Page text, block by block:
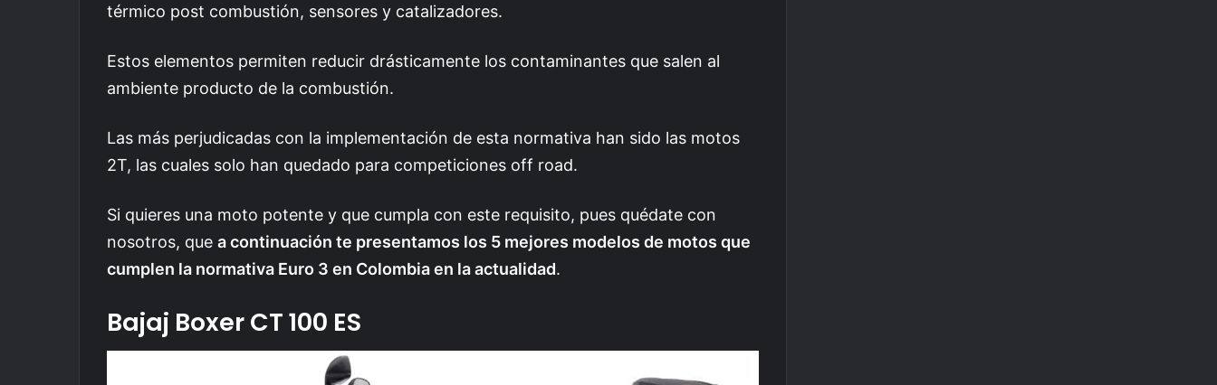
térmico post combustión, sensores y catalizadores.
Estos elementos permiten reducir drásticamente los contaminantes que salen al
ambiente producto de la combustión.
Las más perjudicadas con la implementación de esta normativa han sido las motos
2T, las cuales solo han quedado para competiciones off road.
Si quieres una moto potente y que cumpla con este requisito, pues quédate con
nosotros, que a continuación te presentamos los 5 mejores modelos de motos que
cumplen la normativa Euro 3 en Colombia en la actualidad.
Bajaj Boxer CT 100 ES